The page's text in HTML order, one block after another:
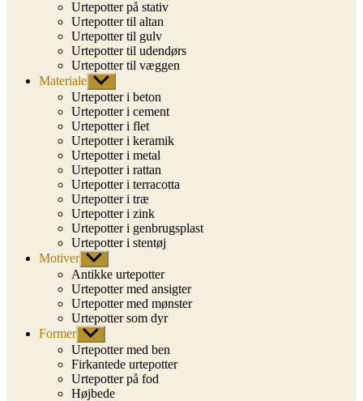
Urtepotter på stativ
Urtepotter til altan
Urtepotter til gulv
Urtepotter til udendørs
Urtepotter til væggen
Materiale Vis
undermenu
Urtepotter i beton
Urtepotter i cement
Urtepotter i flet
Urtepotter i keramik
Urtepotter i metal
Urtepotter i rattan
Urtepotter i terracotta
Urtepotter i træ
Urtepotter i zink
Urtepotter i genbrugsplast
Urtepotter i stentøj
Motiver Vis
undermenu
Antikke urtepotter
Urtepotter med ansigter
Urtepotter med mønster
Urtepotter som dyr
Former Vis
undermenu
Urtepotter med ben
Firkantede urtepotter
Urtepotter på fod
Højbede